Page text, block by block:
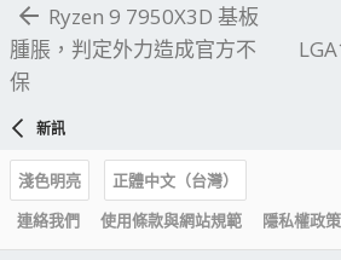
Ryzen 9 7950X3D 基板
腫脹，判定外力造成官方不
保
新訊
淺色明亮
正體中文（台灣）
連絡我們
使用條款與網站規範 隱私權政策